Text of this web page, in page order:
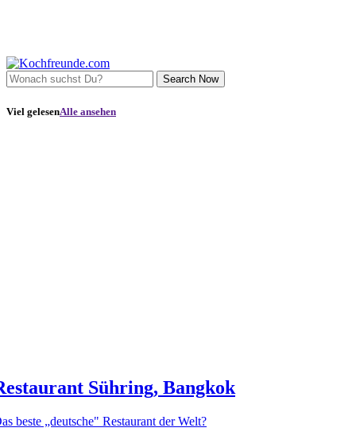
Search Now
Viel gelesenAlle ansehen
Sühring, Bangkok
beste „deutsche" Restaurant der Welt?